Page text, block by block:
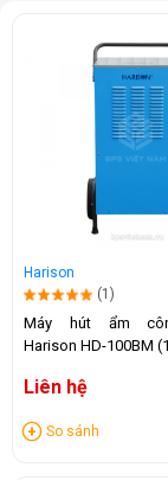
Harison
(1)
Máy hút ẩm
Harison HD-100BM
Liên hệ
So sánh